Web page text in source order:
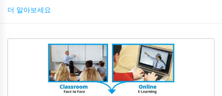
교사와 학생들은 마스크에서 일일 면봉 테스트에 이르기까
더 알아보세요